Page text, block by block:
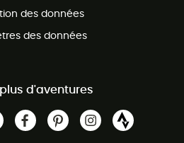
des données
des données
plus d'aventures